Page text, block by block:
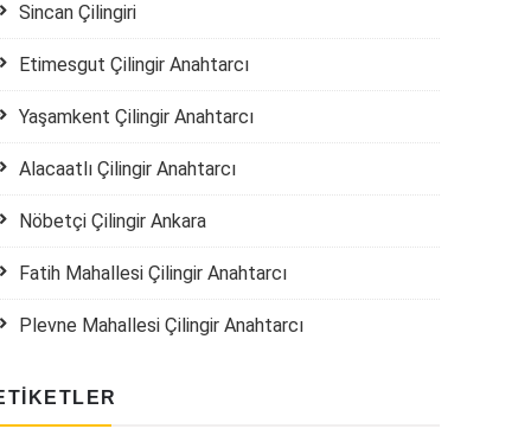
Sincan Çilingiri
Etimesgut Çilingir Anahtarcı
Yaşamkent Çilingir Anahtarcı
Alacaatlı Çilingir Anahtarcı
Nöbetçi Çilingir Ankara
Fatih Mahallesi Çilingir Anahtarcı
Plevne Mahallesi Çilingir Anahtarcı